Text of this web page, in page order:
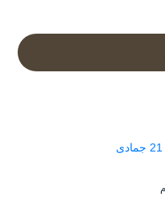
شرح كتاب الداء والدواء بدأ الدرس في 21 جمادى